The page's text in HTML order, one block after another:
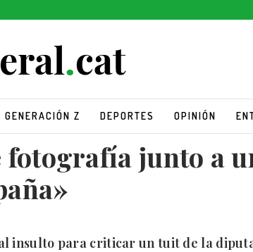
GENERACIÓN Z DEPORTES OPINIÓN
fotografía junto a
insulto para criticar un tuit de la